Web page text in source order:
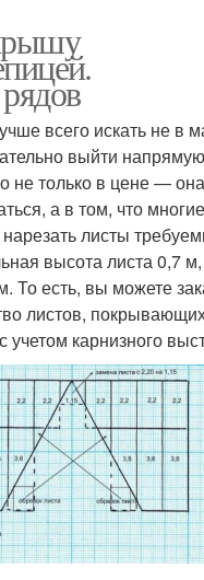
всего искать не в
выйти
не только в цене —
а в том, что
листы
высота листа 0,7 м,
То есть, вы можете
листов,
учетом карнизного